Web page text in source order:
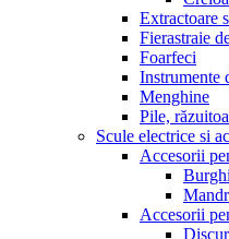
Extractoare
Fierastraie
Foarfeci
Instrumente
Menghine
Pile,
Scule electrice si
Accesorii
Accesorii